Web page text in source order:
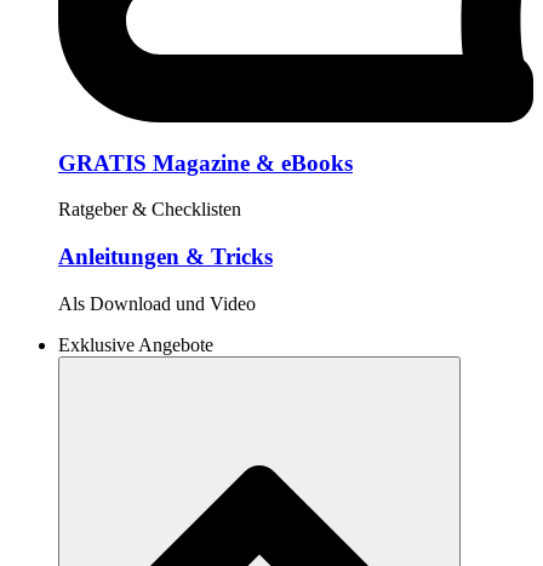
GRATIS Magazine & eBooks
Ratgeber & Checklisten
Anleitungen & Tricks
Als Download und Video
Exklusive Angebote